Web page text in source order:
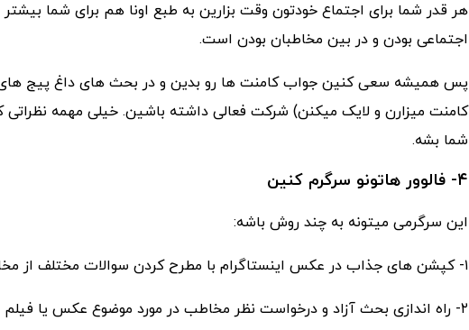
هر قدر شما برای اجتماع خودتون وقت بزارین به طبع اونا هم برای شما بیشتر
اجتماعی بودن و در بین مخاطبان بودن است.
پس همیشه سعی کنین جواب کامنت ها رو بدین و در بحث های داغ پیج
کامنت میزارن و لایک میکنن) شرکت فعالی داشته باشین. خیلی مهمه
شما بشه.
۴- فالوور هاتونو سرگرم کنین
این سرگرمی میتونه به چند روش باشه:
۱- کپشن های جذاب در عکس اینستاگرام با مطرح کردن سوالات مختلف از مخاطب ها در اکانت اینستاگرام حرفه ای
۲- راه اندازی بحث آزاد و درخواست نظر مخاطب در مورد موضوع عکس یا فیلم اینستاگرام